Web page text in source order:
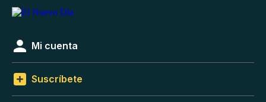
Mi cuenta
Suscríbete